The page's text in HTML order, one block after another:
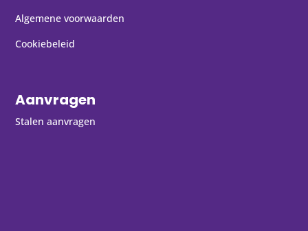
Algemene voorwaarden
Cookiebeleid
Aanvragen
Stalen aanvragen